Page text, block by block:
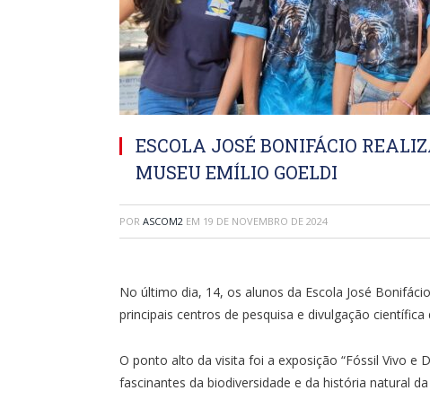
ESCOLA JOSÉ BONIFÁCIO
MUSEU EMÍLIO GOELDI
POR ASCOM2 EM 19 DE NOVEMBRO DE 2024
No último dia, 14, os alunos da Escola José
principais centros de pesquisa e divulgação científica
O ponto alto da visita foi a exposição “Fóssil Vivo e
fascinantes da biodiversidade e da história natural